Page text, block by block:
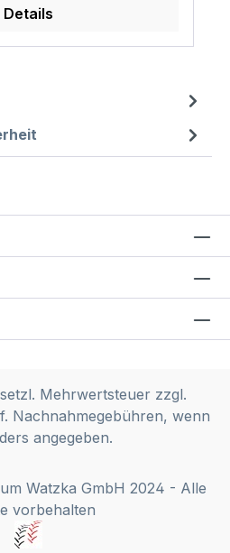
Details
Mehrwertsteuer zzgl.
Nachnahmegebühren, wenn
angegeben.
Watzka GmbH 2024 - Alle
vorbehalten